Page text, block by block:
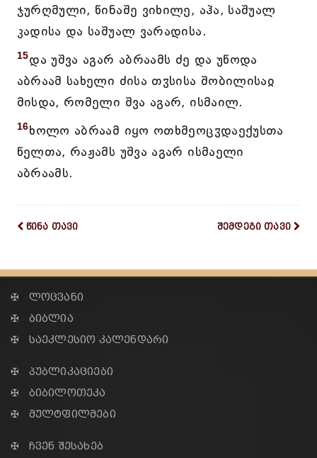
ჯურღმული, წინაშე ვიხილე, აჰა, საშუალ
კადისა და საშუალ ვარადისა.
15და უშვა აგარ აბრაამს ძე და უწოდა
აბრაამ სახელი ძისა თჳსისა შობილისაჲ
მისდა, რომელი შვა აგარ, ისმაილ.
16ხოლო აბრაამ იყო ოთხმეოცჳდაექუსთა
წელთა, რაჟამს უშვა აგარ ისმაელი
აბრაამს.
წინა თავი შემდეგი თავი
✠ ლოცვანი
✠ ბიბლია
✠ საეკლესიო კალენდარი
✠ პუბლიკაციები
✠ ბიბილოთეკა
✠ მულტფილმები
✠ ჩვენ შესახებ